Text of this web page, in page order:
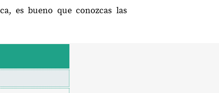
es bueno que conozcas las